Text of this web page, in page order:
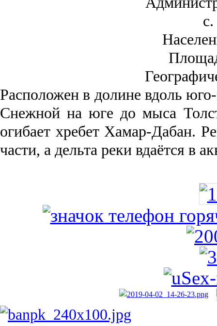
Рас­положен в долине вдоль
Снежной на юге до мыса
огибает хребет Хамар-Дабан.
части, а дельта реки вда­ётся в